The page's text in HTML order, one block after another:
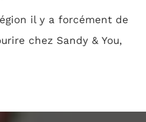
il y a forcément de
chez Sandy & You,